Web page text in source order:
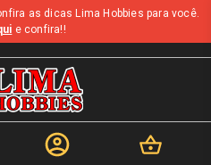
as dicas Lima Hobbies para você.
e confira!!